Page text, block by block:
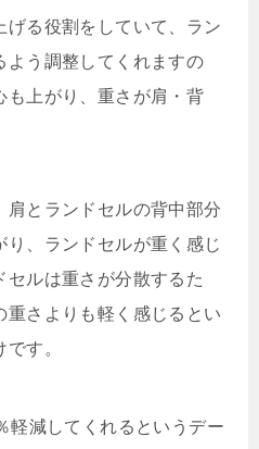
げる役割をしていて、ラン
よう調整してくれますの
も上がり、重さが肩・背
とランドセルの背中部分
、ランドセルが重く感じ
セルは重さが分散するた
さよりも軽く感じるとい
す。
軽減してくれるというデー